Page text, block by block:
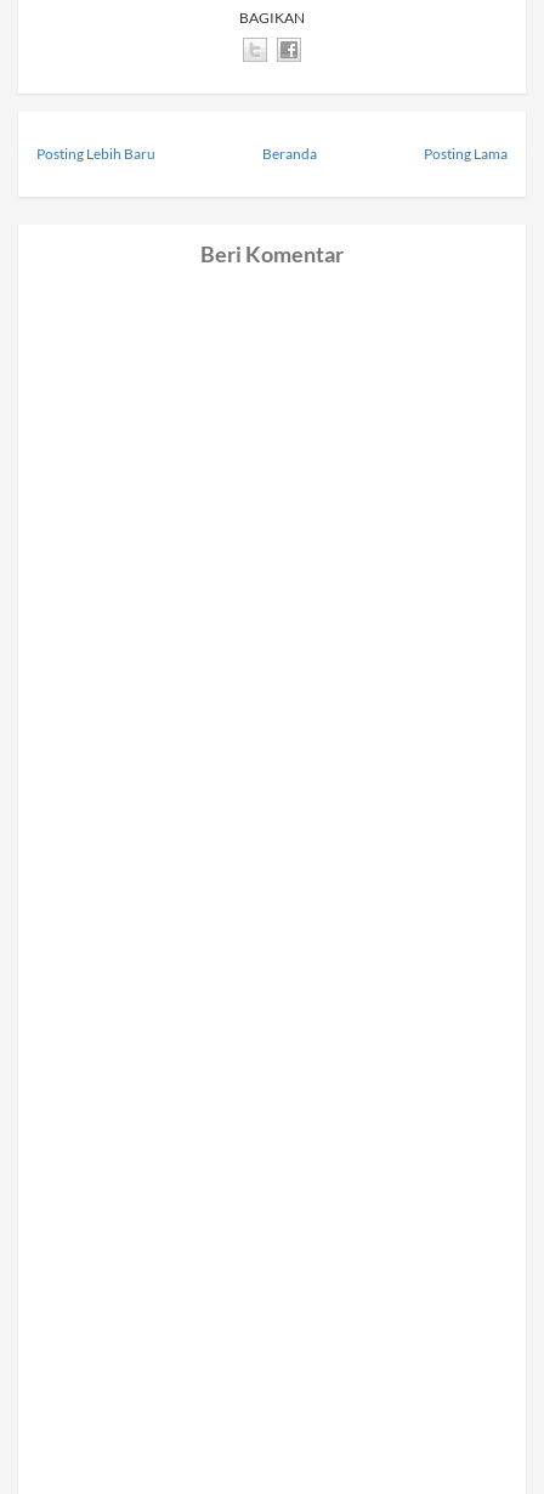
BAGIKAN
Posting Lebih Baru Posting Lama
Beranda
Beri Komentar